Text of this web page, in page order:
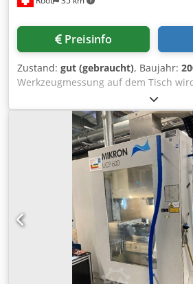
Preisinfo
Zustand: gut (gebraucht), Baujahr:
Werkzeugmessung auf dem Tisch
Hand gezeigt nicht kommen. Dsdpfx